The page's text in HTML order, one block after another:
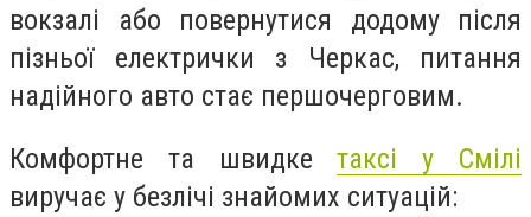
вокзалі або повернутися додому після
пізньої електрички з Черкас, питання
надійного авто стає першочерговим.
Комфортне та швидкетаксі у Смілі
виручає у безлічі знайомих ситуацій: